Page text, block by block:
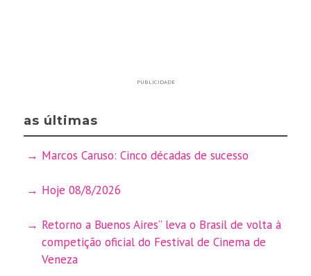
PUBLICIDADE
as últimas
Marcos Caruso: Cinco décadas de sucesso
Hoje 08/8/2026
Retorno a Buenos Aires” leva o Brasil de volta à
competição oficial do Festival de Cinema de
Veneza